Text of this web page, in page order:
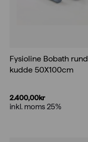
Fysioline Bobath rund
kudde 50X100cm
2.400,00kr
inkl. moms 25%